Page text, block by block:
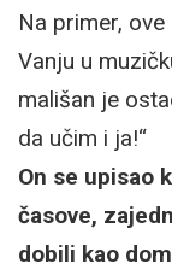
Na primer,
Vanju u
mališan je
da učim i ja!“
On se upisao
časove,
dobili kao